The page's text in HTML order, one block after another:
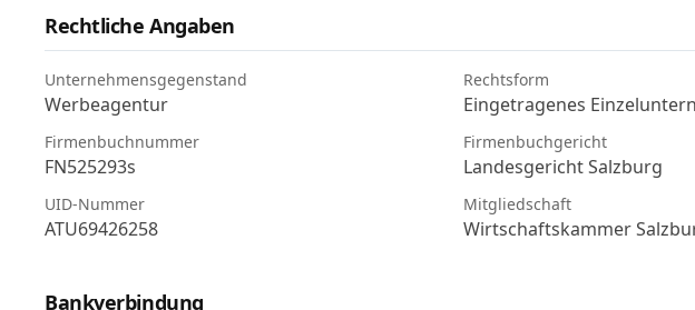
Rechtliche Angaben
Unternehmensgegenstand
Werbeagentur
Rechtsform
Eingetragenes
Firmenbuchnummer
FN525293s
Firmenbuchgericht
Landesgericht Salzburg
UID-Nummer
ATU69426258
Mitgliedschaft
Wirtschaftskammer
Bankverbindung